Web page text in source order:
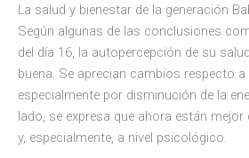
La salud y bienestar de la generación
Según algunas de las conclusiones
del día 16, la autopercepción de su
buena. Se aprecian cambios respecto
especialmente por disminución de la
lado, se expresa que ahora están
y, especialmente, a nivel psicológico.